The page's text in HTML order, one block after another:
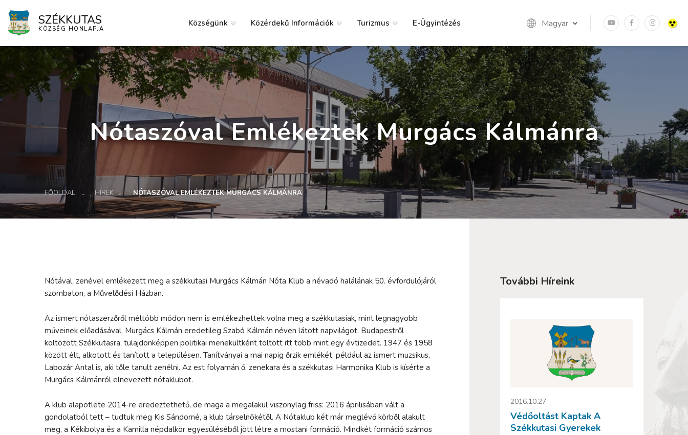
SZÉKKUTAS
KÖZSÉG HONLAPJA Magyar
Községünk Közérdekű Információk Turizmus E-Ügyintézés
Elérhetőség
Nótaszóval Emlékeztek Murgács Kálmánra
FŐOLDAL HÍREK NÓTASZÓVAL EMLÉKEZTEK MURGÁCS KÁLMÁNRA
Nótával, zenével emlékezett meg a székkutasi Murgács Kálmán Nóta Klub a névadó halálának 50. évfordulójáról
szombaton, a Művelődési Házban.
Az ismert nótaszerzőről méltóbb módon nem is emlékezhettek volna meg a székkutasiak, mint legnagyobb
műveinek előadásával. Murgács Kálmán eredetileg Szabó Kálmán néven látott napvilágot. Budapestről
költözött Székkutasra, tulajdonképpen politikai menekültként töltött itt több mint egy évtizedet. 1947 és 1958
között élt, alkotott és tanított a településen. Tanítványai a mai napig őrzik emlékét, például az ismert muzsikus,
Labozár Antal is, aki tőle tanult zenélni. Az est folyamán ő, zenekara és a székkutasi Harmonika Klub is kísérte a
Murgács Kálmánról elnevezett nótaklubot.
A klub alapötlete 2014-re eredeztethető, de maga a megalakul viszonylag friss: 2016 áprilisában vált a
gondolatból tett – tudtuk meg Kis Sándorné, a klub társelnökétől. A Nótaklub két már meglévő körből alakult
meg, a Kékibolya és a Kamilla népdalkör egyesüléséből jött létre a mostani formáció. Mindkét formáció számos
További Híreink
2016.10.27
Védőoltást Kaptak A
Székkutasi Gyerekek